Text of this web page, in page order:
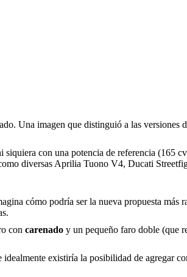
Una imagen que distinguió a las
con una potencia de referencia (165
diversas Aprilia Tuono V4, Ducati
cómo podría ser la nueva propuesta
con carenado y un pequeño faro doble (que
existiría la posibilidad de agregar